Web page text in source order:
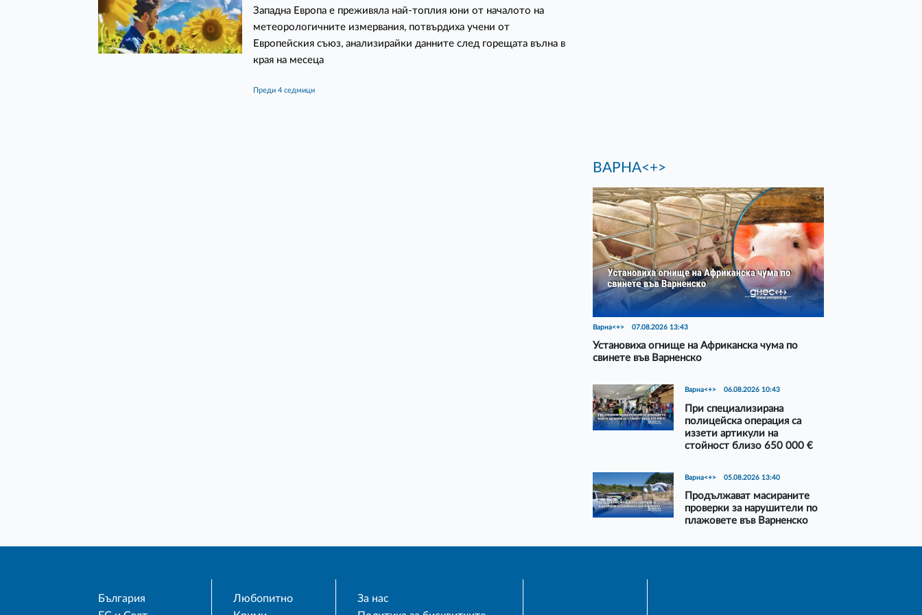
Западна Европа е преживяла най-топлия юни от началото на
метеорологичните измервания, потвърдиха учени от
Европейския съюз, анализирайки данните след горещата вълна в
края на месеца
преди 4 седмици
ВАРНА<+>
Варна<+> 07.08.2026 13:43
Установиха огнище на Африканска чума по
свинете във Варненско
Варна<+> 06.08.2026 10:43
При специализирана
полицейска операция са
иззети артикули на
стойност близо 650 000 €
Варна<+> 05.08.2026 13:40
Продължават масираните
проверки за нарушители по
плажовете във Варненско
България
Любопитно
За нас